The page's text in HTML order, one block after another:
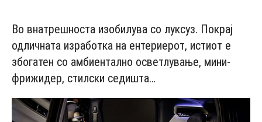
Во внатрешноста изобилува со луксуз. Покрај
одличната изработка на ентериерот, истиот е
збогатен со амбиентално осветлување, мини-
фрижидер, стилски седишта…